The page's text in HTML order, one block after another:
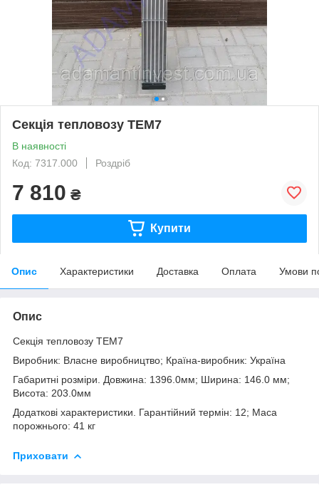
Секція тепловозу ТЕМ7
В наявності
Код: 7317.000
Роздріб
7 810 ₴
Купити
Опис Характеристики Доставка Оплата Умови
Опис
Секція тепловозу ТЕМ7
Виробник: Власне виробництво; Країна-виробник: Україна
Габаритні розміри. Довжина: 1396.0мм; Ширина: 146.0 мм;
Висота: 203.0мм
Додаткові характеристики. Гарантійний термін: 12; Маса
порожнього: 41 кг
Приховати